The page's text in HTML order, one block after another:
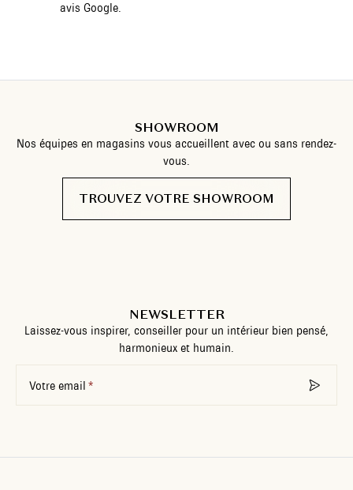
avis Google.
SHOWROOM
Nos équipes en magasins vous accueillent avec ou sans rendez-
vous.
TROUVEZ VOTRE SHOWROOM
NEWSLETTER
Laissez-vous inspirer, conseiller pour un intérieur bien pensé,
harmonieux et humain.
Votre email